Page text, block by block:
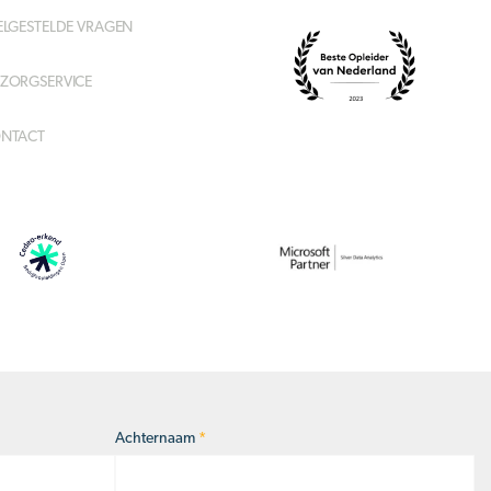
VRAGEN
Achternaam *